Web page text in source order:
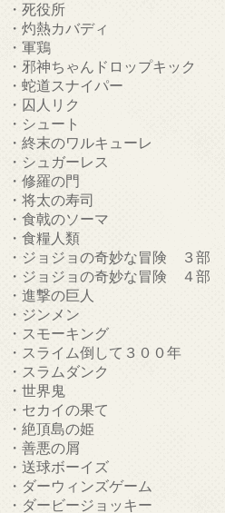
・死役所
・灼熱カバディ
・軍鶏
・邪神ちゃんドロップキック
・蛇道スナイパー
・囚人リク
・シュート
・終末のワルキューレ
・シュガーレス
・修羅の門
・将太の寿司
・食戟のソーマ
・食糧人類
・ジョジョの奇妙な冒険 ３部
・ジョジョの奇妙な冒険 ４部
・進撃の巨人
・ジンメン
・スモーキング
・スライム倒して３００年
・スラムダンク
・世界鬼
・セカイの果て
・絶頂島の姫
・善悪の屑
・送球ボーイズ
・ダーウィンズゲーム
・ダービージョッキー